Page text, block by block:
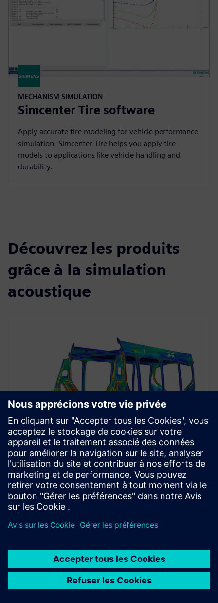
MECHANISM SIMULATION
Simcenter Tire software
Apply accurate tire modeling for vehicle performance
simulation. Simcenter Tire helps you apply tire
models to applications like vehicle handling and
durability.
Découvrez les produits
grâce à la simulation
acoustique
MECHANICAL AND MANUFACTURING SIMULATION
Simcenter Nastran software
Accurately simulate products for structural strength,
premier solver for performance, accuracy and
scalability.